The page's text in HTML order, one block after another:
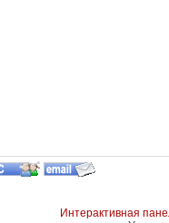
Интерактивная